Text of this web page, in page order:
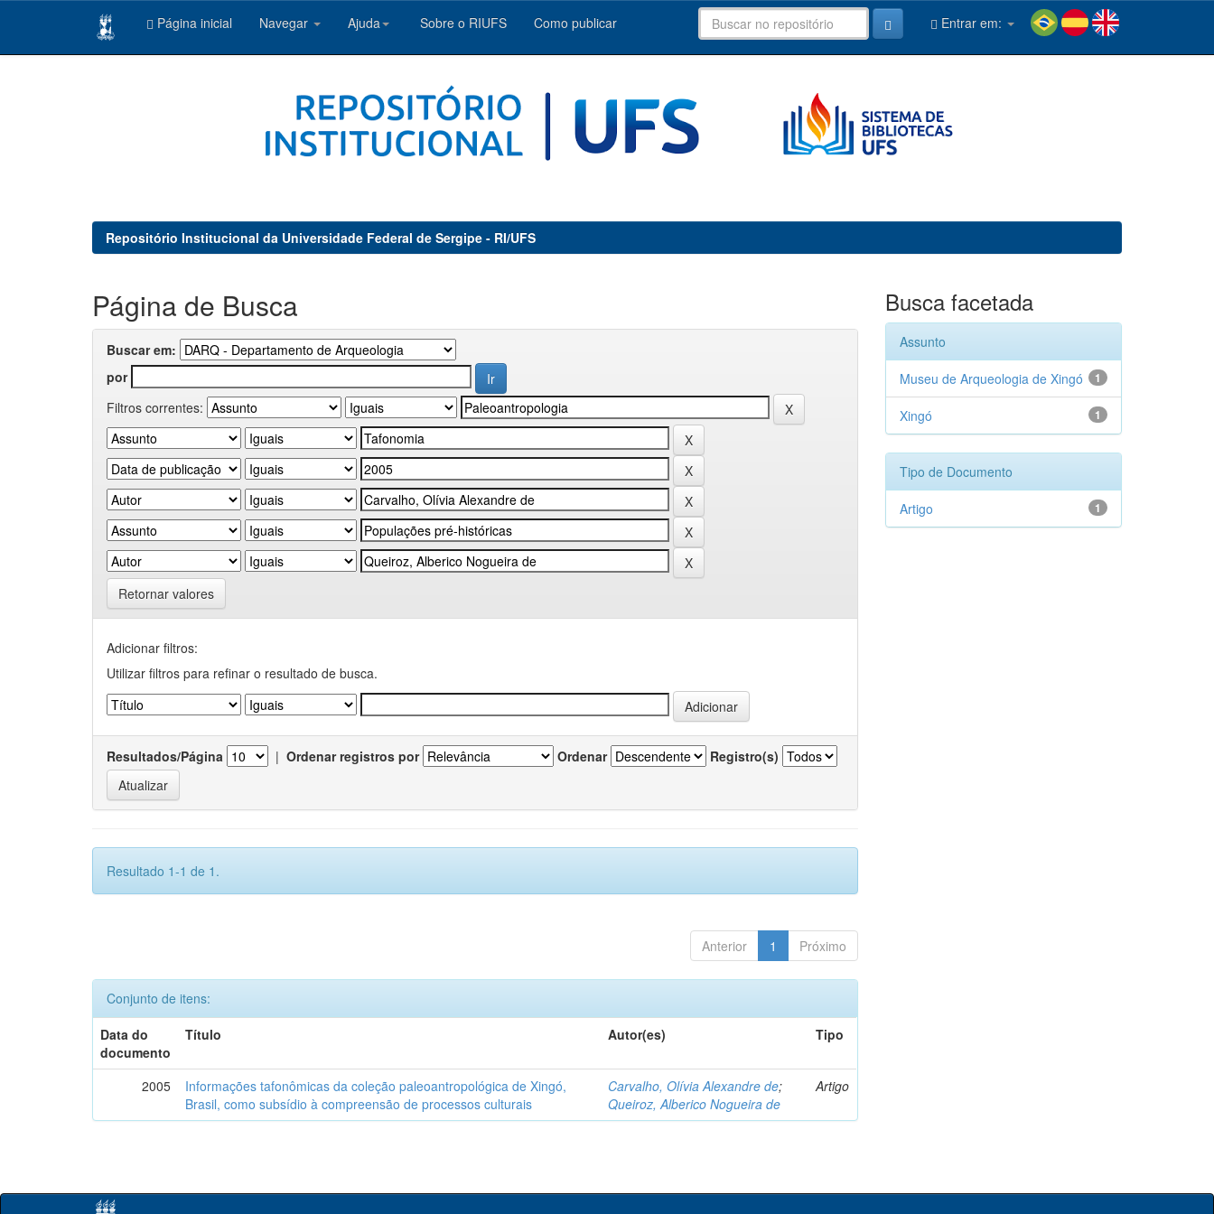
Página inicial Navegar Ajuda Sobre o RIUFS Como publicar Entrar em:
Repositório Institucional da Universidade Federal de Sergipe - RI/UFS
Página de Busca
Buscar em:
por
Filtros correntes:
Retornar valores
Adicionar filtros:
Utilizar filtros para refinar o resultado de busca.
Resultados/Página | Ordenar registros por Ordenar Registro(s)
Resultado 1-1 de 1.
Anterior 1 Próximo
Conjunto de itens:
Data do
documento
Título Autor(es) Tipo
2005
Informações tafonômicas da coleção paleoantropológica de Xingó,
Brasil, como subsídio à compreensão de processos culturais
Carvalho, Olívia Alexandre de;
Queiroz, Alberico Nogueira de
Artigo
Busca facetada
Assunto
1
Museu de Arqueologia de Xingó
1
Xingó
Tipo de Documento
1
Artigo